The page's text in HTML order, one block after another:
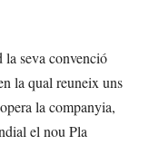
la seva convenció
la qual reuneix uns
la companyia,
el nou Pla